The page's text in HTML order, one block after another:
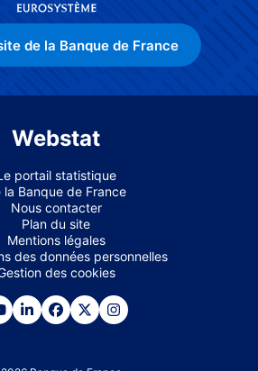
de la Banque de France
Webstat
portail statistique
la Banque de France
Nous contacter
Plan du site
Mentions légales
des données personnelles
des cookies